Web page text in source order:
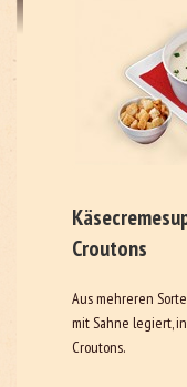
Croutons
Aus mehreren
mit Sahne legiert,
Croutons.